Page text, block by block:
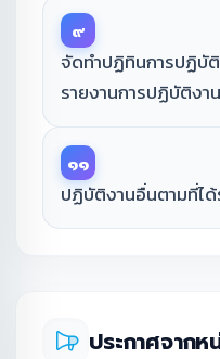
๙
จัดทำปฏิทินการปฏิบัติ
รายงานการปฏิบัติงา
๑๑
ปฏิบัติงานอื่นตามที่ไ
ประกาศจากห